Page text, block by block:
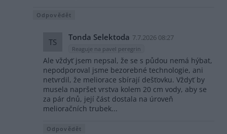
Odpovědět
TS Tonda Selektoda 7.7.2026 08:27
Reaguje na pavel peregrin
Ale vždyť jsem nepsal, že se s půdou nemá hýbat,
nepodporoval jsme bezorebné technologie, ani
netvrdil, že meliorace sbírají dešťovku. Vždyť by
musela napršet vrstva kolem 20 cm vody, aby se
za pár dnů, její část dostala na úroveň
melioračních trubek...
Odpovědět